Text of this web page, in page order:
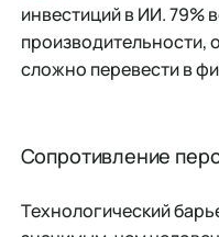
инвестиций в ИИ. 79%
производительности,
сложно перевести в
Сопротивление
Технологический